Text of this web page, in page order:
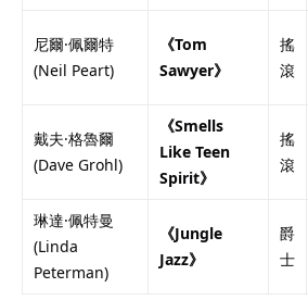
尼爾·佩爾特
(Neil Peart)
《Tom
Sawyer》
搖
滾
戴夫·格魯爾
(Dave Grohl)
《Smells
Like Teen
Spirit》
搖
滾
琳達·佩特曼
(Linda
Peterman)
《Jungle
Jazz》
爵
士